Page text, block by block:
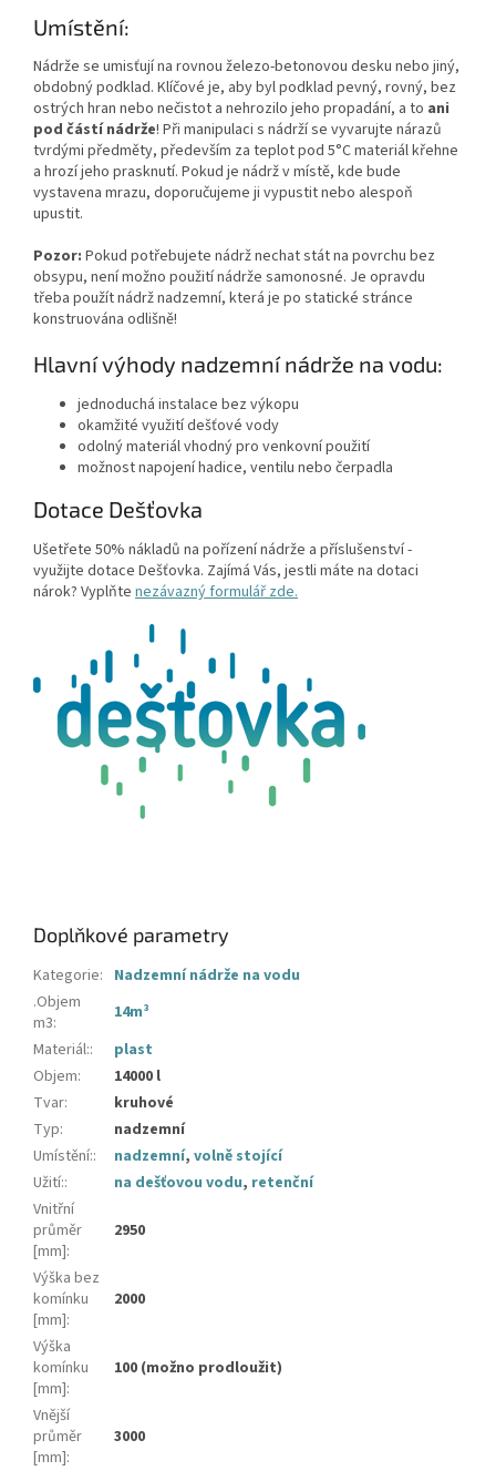
Umístění:
Nádrže se umisťují na rovnou železo-betonovou desku nebo jiný,
obdobný podklad. Klíčové je, aby byl podklad pevný, rovný, bez
ostrých hran nebo nečistot a nehrozilo jeho propadání, a to ani
pod částí nádrže! Při manipulaci s nádrží se vyvarujte nárazů
tvrdými předměty, především za teplot pod 5°C materiál křehne
a hrozí jeho prasknutí. Pokud je nádrž v místě, kde bude
vystavena mrazu, doporučujeme ji vypustit nebo alespoň
upustit.
Pozor: Pokud potřebujete nádrž nechat stát na povrchu bez
obsypu, není možno použití nádrže samonosné. Je opravdu
třeba použít nádrž nadzemní, která je po statické stránce
konstruována odlišně!
Hlavní výhody nadzemní nádrže na vodu:
jednoduchá instalace bez výkopu
okamžité využití dešťové vody
odolný materiál vhodný pro venkovní použití
možnost napojení hadice, ventilu nebo čerpadla
Dotace Dešťovka
Ušetřete 50% nákladů na pořízení nádrže a příslušenství -
využijte dotace Dešťovka. Zajímá Vás, jestli máte na dotaci
nárok? Vyplňte nezávazný formulář zde.
Doplňkové parametry
Kategorie: Nadzemní nádrže na vodu
.Objem
m3:
14m³
Materiál::
plast
Objem:
14000 l
Tvar:
kruhové
Typ:
nadzemní
Umístění:: nadzemní, volně stojící
Užití:: na dešťovou vodu, retenční
Vnitřní
průměr
[mm]:
2950
Výška bez
komínku
[mm]:
2000
Výška
komínku
[mm]:
100 (možno prodloužit)
Vnější
průměr
[mm]:
3000